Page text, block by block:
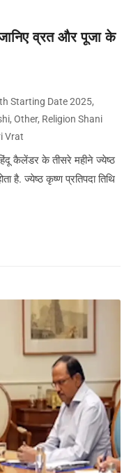
व्रत और पूजा के
Starting Date 2025,
, Other, Religion Shani
Vrat
कैलेंडर के तीसरे महीने ज्येष्ठ
है. ज्येष्ठ कृष्ण प्रतिपदा तिथि